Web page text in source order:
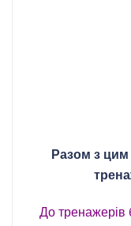
Разом з
До тренажерів